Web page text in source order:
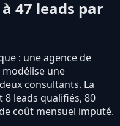
47 leads par
: une agence de
une
consultants. La
leads qualifiés, 80
coût mensuel imputé.